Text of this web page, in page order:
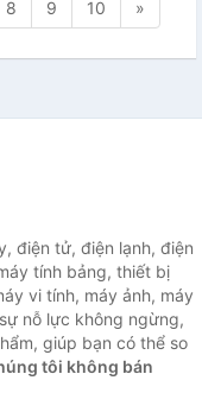
8 9 10 »
điện tử, điện lạnh, điện
tính bảng, thiết bị
vi tính, máy ảnh, máy
nỗ lực không ngừng,
giúp bạn có thể so
tôi không bán